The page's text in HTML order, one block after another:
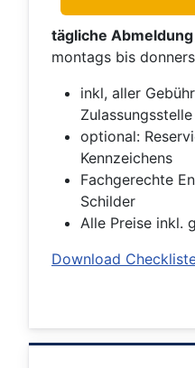
tägliche Abmeldung
montags bis
inkl, aller
Zulassungsstelle
optional:
Kennzeichens
Fachgerechte
Schilder
Alle Preise inkl.
Download